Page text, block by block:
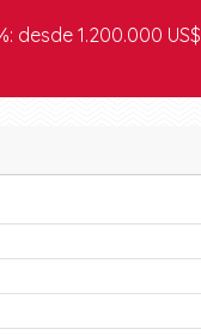
desde 1.200.000 US$